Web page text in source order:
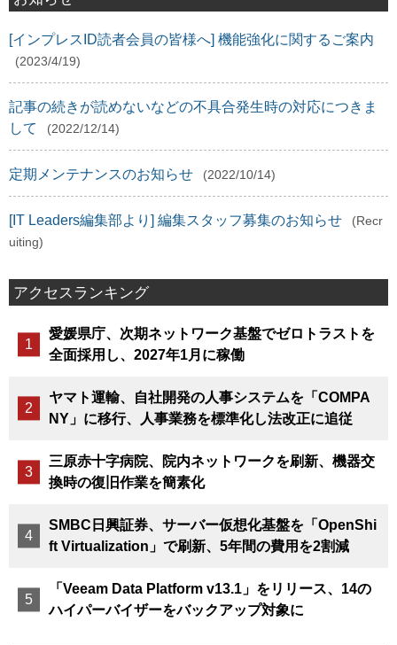
[インプレスID読者会員の皆様へ] 機能強化に関するご案内
(2023/4/19)
記事の続きが読めないなどの不具合発生時の対応につきま
して
(2022/12/14)
定期メンテナンスのお知らせ (2022/10/14)
[IT Leaders編集部より] 編集スタッフ募集のお知らせ
(Recr
uiting)
アクセスランキング
愛媛県庁、次期ネットワーク基盤でゼロトラストを
全面採用し、2027年1月に稼働
ヤマト運輸、自社開発の人事システムを「COMPA
NY」に移行、人事業務を標準化し法改正に追従
三原赤十字病院、院内ネットワークを刷新、機器交
換時の復旧作業を簡素化
SMBC日興証券、サーバー仮想化基盤を「OpenShi
ft Virtualization」で刷新、5年間の費用を2割減
「Veeam Data Platform v13.1」をリリース、14の
ハイパーバイザーをバックアップ対象に